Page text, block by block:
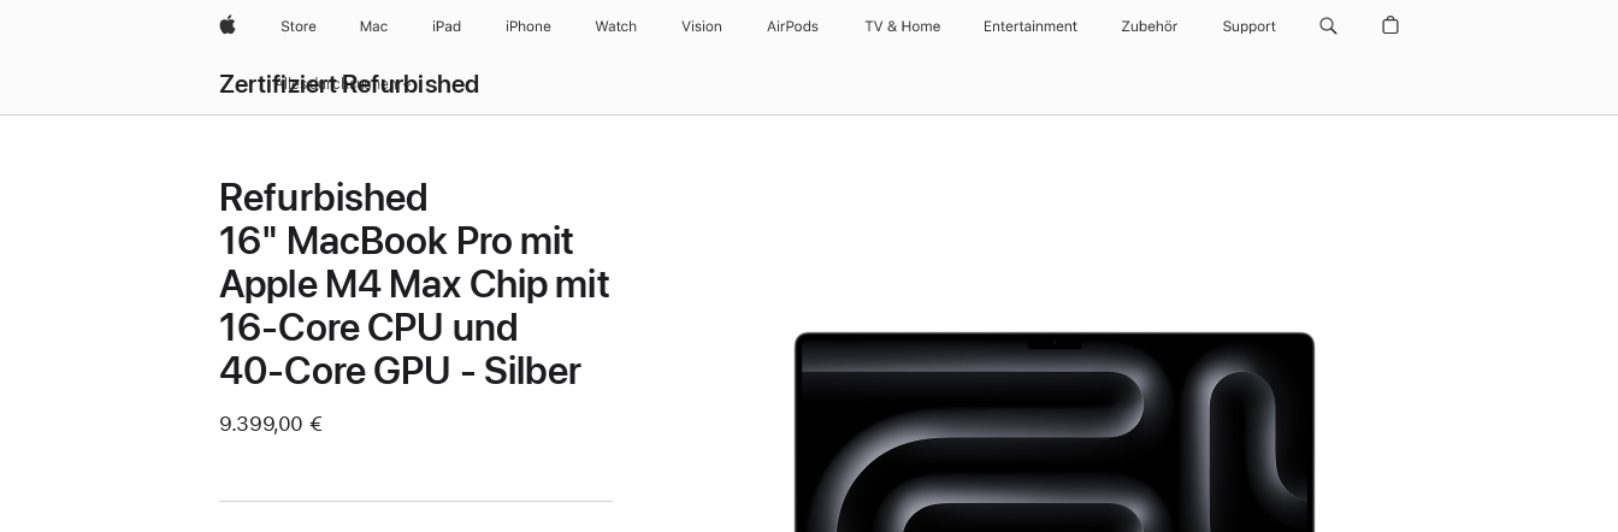
AppleStore Mac iPad iPhone Watch Vision AirPods TV & Home Entertainment Zubehör Support
Zertifiziert Refurbished
Alles durchsuchen
Refurbished
16" MacBook Pro mit
Apple M4 Max Chip mit
16‑Core CPU und
40‑Core GPU - Silber
9.399,00 €